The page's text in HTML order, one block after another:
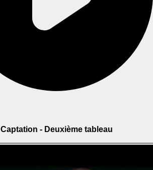
Captation - Deuxième tableau